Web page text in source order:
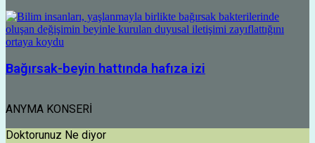
Bağırsak-beyin hattında hafıza izi
ANYMA KONSERİ
Doktorunuz Ne diyor